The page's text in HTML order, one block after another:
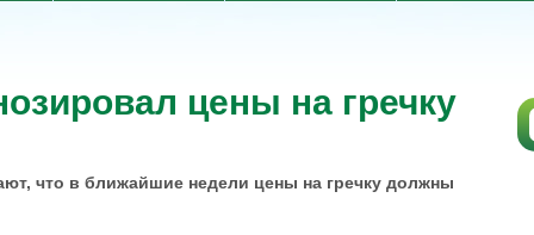
цены на гречку
что в ближайшие недели цены на гречку должны